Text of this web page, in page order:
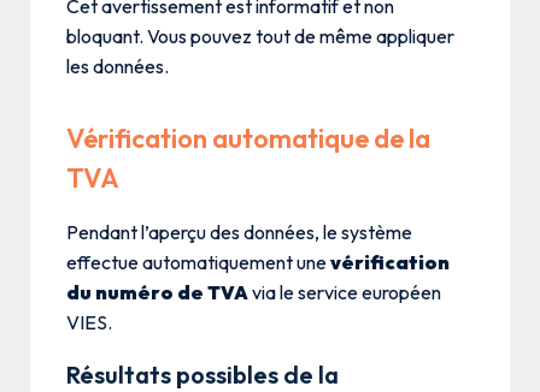
Cet avertissement est informatif et non
bloquant. Vous pouvez tout de même appliquer
les données.
Vérification automatique de la
TVA
Pendant l’aperçu des données, le système
effectue automatiquement unevérification
du numéro de TVAvia le service européen
VIES.
Résultats possibles de la